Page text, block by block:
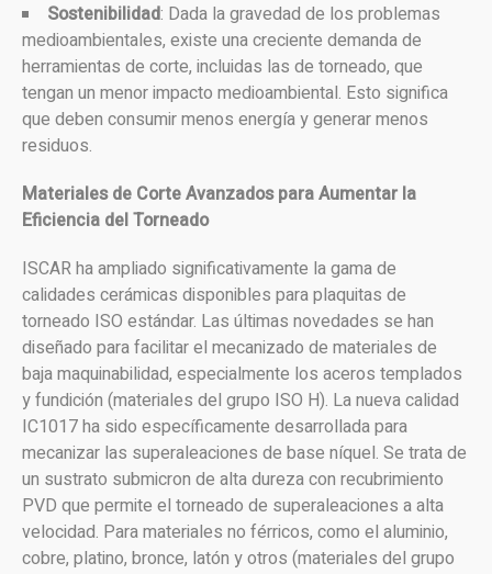
Sostenibilidad: Dada la gravedad de los problemas
medioambientales, existe una creciente demanda de
herramientas de corte, incluidas las de torneado, que
tengan un menor impacto medioambiental. Esto significa
que deben consumir menos energía y generar menos
residuos.
Materiales de Corte Avanzados para Aumentar la
Eficiencia del Torneado
ISCAR ha ampliado significativamente la gama de
calidades cerámicas disponibles para plaquitas de
torneado ISO estándar. Las últimas novedades se han
diseñado para facilitar el mecanizado de materiales de
baja maquinabilidad, especialmente los aceros templados
y fundición (materiales del grupo ISO H). La nueva calidad
IC1017 ha sido específicamente desarrollada para
mecanizar las superaleaciones de base níquel. Se trata de
un sustrato submicron de alta dureza con recubrimiento
PVD que permite el torneado de superaleaciones a alta
velocidad. Para materiales no férricos, como el aluminio,
cobre, platino, bronce, latón y otros (materiales del grupo